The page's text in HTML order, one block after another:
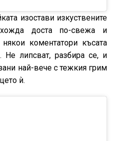
изостави изкуствените
доста по-свежа и
коментатори късата
Не липсват, разбира се, и
най-вече с тежкия грим
ѝ.